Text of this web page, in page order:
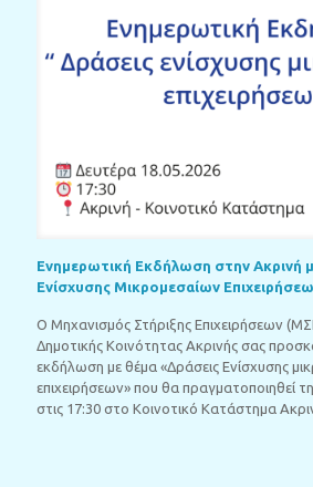
Ενημερωτική Εκδήλωση στην Ακρινή
Ενίσχυσης Μικρομεσαίων
Ο Μηχανισμός Στήριξης Επιχειρήσεων
Δημοτικής Κοινότητας Ακρινής σας
εκδήλωση με θέμα «Δράσεις Ενίσχυσης
επιχειρήσεων» που θα πραγματοποιηθεί
στις 17:30 στο Κοινοτικό Κατάστημα